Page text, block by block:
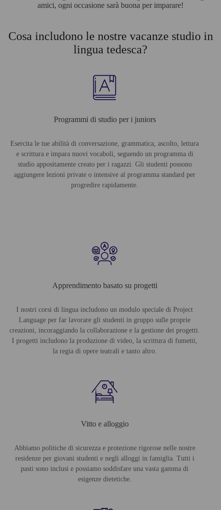
amici, ogni occasione sarà buona per imparare!
Cosa includono le nostre vacanze studio in
lingua tedesca?
Programmi di studio per i juniors
Esercita le tue abilità di conversazione, grammatica, ascolto, lettura
e scrittura e impara nuovi vocaboli, seguendo un programma di
studio appositamente creato per i ragazzi. Gli studenti possono
aggiungere lezioni private o intensive al programma standard per
progredire rapidamente.
Apprendimento basato su progetti
I nostri corsi di lingua includono un modulo speciale di Project
Language per far lavorare gli studenti in gruppo sulle proprie
creazioni, incoraggiando la collaborazione e la gestione dei progetti.
I progetti includono la produzione di video, la scrittura di fumetti,
la regia di opere teatrali e tanto altro.
Vitto e alloggio
Abbiamo politiche di sicurezza e protezione rigorose nelle nostre
residenze per giovani studenti e negli alloggi in famiglia. Tutti i
pasti sono inclusi e possiamo soddisfare una vasta gamma di
esigenze dietetiche.